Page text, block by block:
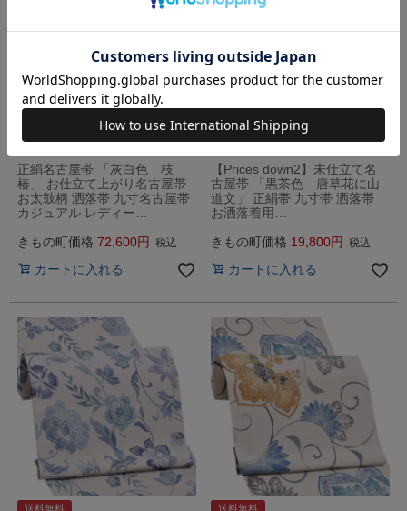
送料無料
正絹名古屋帯 「灰白色 枝
椿」 お仕立て上がり名古屋帯
お太鼓柄 洒落帯 九寸名古屋帯
カジュアル レディー…
きもの町価格 72,600 税込
カートに入れる
送料無料
【Prices down2】未仕立て名
古屋帯 「黒茶色 唐草花に山
道文」 正絹帯 九寸帯 洒落帯
お洒落着用…
きもの町価格 19,800 税込
カートに入れる
送料無料 送料無料